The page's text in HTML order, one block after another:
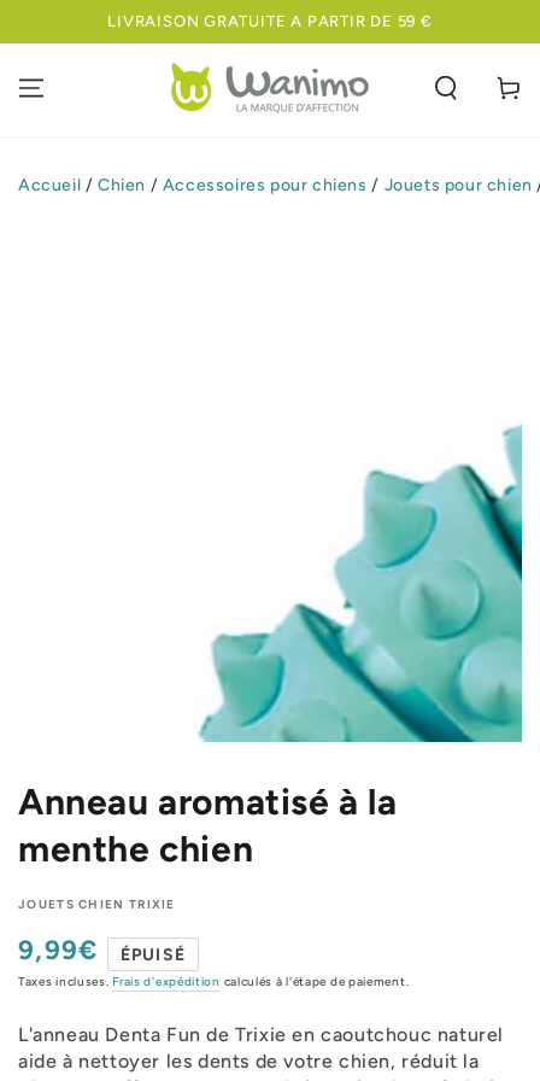
IGNORER LELIVRAISON GRATUITE A PARTIR DE 59 €
Panier
Accueil / Chien / Accessoires pour chiens / Jouets pour chien
Anneau aromatisé à la
menthe chien
JOUETS CHIEN TRIXIE
Prix
normal
9,99€ ÉPUISÉ
Taxes incluses. Frais d'expédition calculés à l'étape de paiement.
L'anneau Denta Fun de Trixie en caoutchouc naturel
aide à nettoyer les dents de votre chien, réduit la